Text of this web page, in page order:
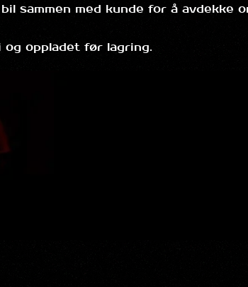
sammen med kunde for å avdekke
oppladet før lagring.